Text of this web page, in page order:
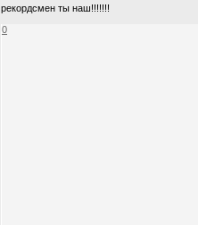
рекордсмен ты наш!!!!!!!
0